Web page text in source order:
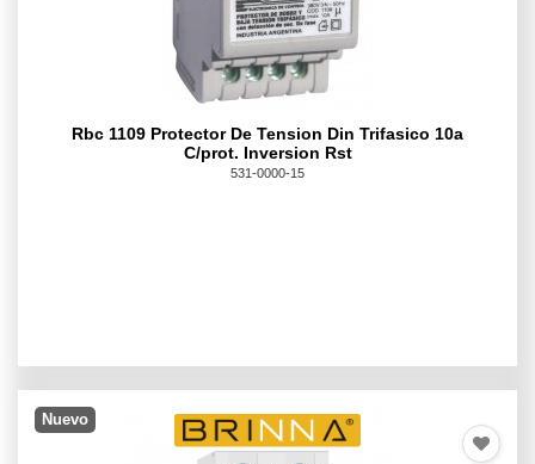
Rbc 1109 Protector De Tension Din Trifasico 10a
C/prot. Inversion Rst
531-0000-15
Nuevo